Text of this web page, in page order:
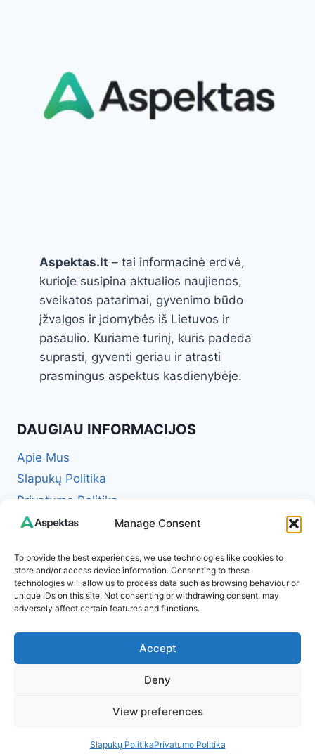
Manage Consent
To provide the best experiences, we use technologies like cookies to
store and/or access device information. Consenting to these
technologies will allow us to process data such as browsing behaviour or
unique IDs on this site. Not consenting or withdrawing consent, may
adversely affect certain features and functions.
Accept
Deny
View preferences
Slapukų PolitikaPrivatumo Politika
Aspektas.lt – tai informacinė erdvė,
kurioje susipina aktualios naujienos,
sveikatos patarimai, gyvenimo būdo
įžvalgos ir įdomybės iš Lietuvos ir
pasaulio. Kuriame turinį, kuris padeda
suprasti, gyventi geriau ir atrasti
prasmingus aspektus kasdienybėje.
DAUGIAU INFORMACIJOS
Apie Mus
Slapukų Politika
Privatumo Politika
Redakcinė politika + Klaidų taisymo politika
Atsakomybės apribojimas (Disclaimer)
Naudojimosi taisyklės (Terms of Service)
Kontaktai
internete